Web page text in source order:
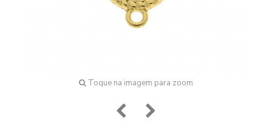
Toque na imagem para zoom